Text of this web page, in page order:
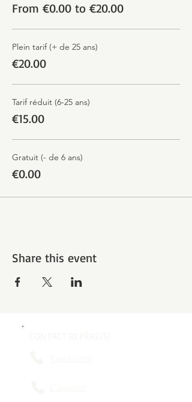
From €0.00 to €20.00
Plein tarif (+ de 25 ans)
€20.00
Tarif réduit (6-25 ans)
€15.00
Gratuit (- de 6 ans)
€0.00
Share this event